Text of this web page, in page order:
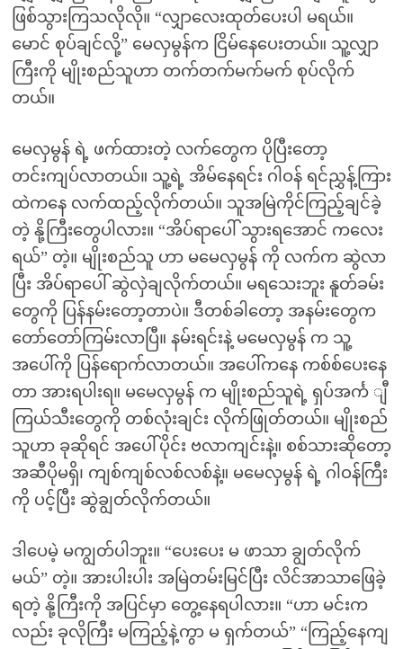
ဖြစ်သွားကြသလိုလို။ “လျှာလေးထုတ်ပေးပါ မရယ်။
မောင် စုပ်ချင်လို့” မေလှမွန်က ငြိမ်နေပေးတယ်။ သူ့လျှာ
ကြီးကို မျိုးစည်သူဟာ တက်တက်မက်မက် စုပ်လိုက်
တယ်။
မေလှမွန် ရဲ့ ဖက်ထားတဲ့ လက်တွေက ပိုပြီးတော့
တင်းကျပ်လာတယ်။ သူ့ရဲ့ အိမ်နေရင်း ဂါဝန် ရင်ညွှန့်ကြား
ထဲကနေ လက်ထည့်လိုက်တယ်။ သူအမြဲကိုင်ကြည့်ချင်ခဲ့
တဲ့ နို့ကြီးတွေပါလား။ “အိပ်ရာပေါ် သွားရအောင် ကလေး
ရယ်” တဲ့။ မျိုးစည်သူ ဟာ မမေလှမွန် ကို လက်က ဆွဲလာ
ပြီး အိပ်ရာပေါ် ဆွဲလှဲချလိုက်တယ်။ မရသေးဘူး နူတ်ခမ်း
တွေကို ပြန်နမ်းတော့တာပဲ။ ဒီတစ်ခါတော့ အနမ်းတွေက
တော်တော်ကြမ်းလာပြီ။ နမ်းရင်းနဲ့ မမေလှမွန် က သူ့
အပေါ်ကို ပြန်ရောက်လာတယ်။ အပေါ်ကနေ ကစ်စ်ပေးနေ
တာ အားရပါးရ။ မမေလှမွန် က မျိုးစည်သူရဲ့ ရှပ်အင်္က ျီ
ကြယ်သီးတွေကို တစ်လုံးချင်း လိုက်ဖြုတ်တယ်။ မျိုးစည်
သူဟာ ခုဆိုရင် အပေါ်ပိုင်း ဗလာကျင်းနဲ့။ စစ်သားဆိုတော့
အဆီပိုမရှိ၊ ကျစ်ကျစ်လစ်လစ်နဲ့။ မမေလှမွန် ရဲ့ ဂါဝန်ကြီး
ကို ပင့်ပြီး ဆွဲချွတ်လိုက်တယ်။
ဒါပေမဲ့ မကျွတ်ပါဘူး။ “ပေးပေး မ ဖာသာ ချွတ်လိုက်
မယ်” တဲ့။ အားပါးပါး အမြဲတမ်းမြင်ပြီး လိင်အာသာဖြေခဲ့
ရတဲ့ နို့ကြီးကို အပြင်မှာ တွေ့နေရပါလား။ “ဟာ မင်းက
လည်း ခုလိုကြီး မကြည့်နဲ့ကွာ မ ရှက်တယ်” “ကြည့်နေကျ